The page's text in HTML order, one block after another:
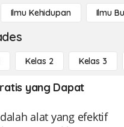
Ilmu Kehidupan Ilmu
Kelas 2 Kelas 3
yang Dapat
alat yang efektif